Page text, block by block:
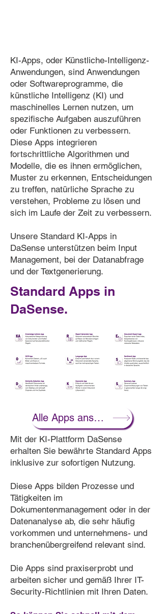
KI-Apps, oder Künstliche-Intelligenz-
Anwendungen, sind Anwendungen
oder Softwareprogramme, die
künstliche Intelligenz (KI) und
maschinelles Lernen nutzen, um
spezifische Aufgaben auszuführen
oder Funktionen zu verbessern.
Diese Apps integrieren
fortschrittliche Algorithmen und
Modelle, die es ihnen ermöglichen,
Muster zu erkennen, Entscheidungen
zu treffen, natürliche Sprache zu
verstehen, Probleme zu lösen und
sich im Laufe der Zeit zu verbessern.
Unsere Standard KI-Apps in
DaSense unterstützen beim Input
Management, bei der Datanabfrage
und der Textgenerierung.
Standard Apps in
DaSense.
Alle Apps ansehen
Mit der KI-Plattform DaSense
erhalten Sie bewährte Standard Apps
inklusive zur sofortigen Nutzung.
Diese Apps bilden Prozesse und
Tätigkeiten im
Dokumentenmanagement oder in der
Datenanalyse ab, die sehr häufig
vorkommen und unternehmens- und
branchenübergreifend relevant sind.
Die Apps sind praxiserprobt und
arbeiten sicher und gemäß Ihrer IT-
Security-Richtlinien mit Ihren Daten.